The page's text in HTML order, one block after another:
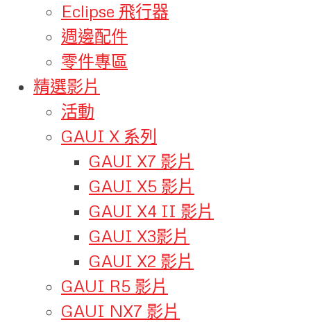
Eclipse 飛行器
週邊配件
零件專區
精選影片
活動
GAUI X 系列
GAUI X7 影片
GAUI X5 影片
GAUI X4 II 影片
GAUI X3影片
GAUI X2 影片
GAUI R5 影片
GAUI NX7 影片